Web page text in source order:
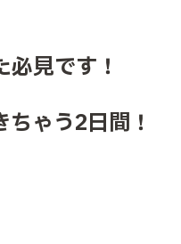
見です！
ちゃう2日間！